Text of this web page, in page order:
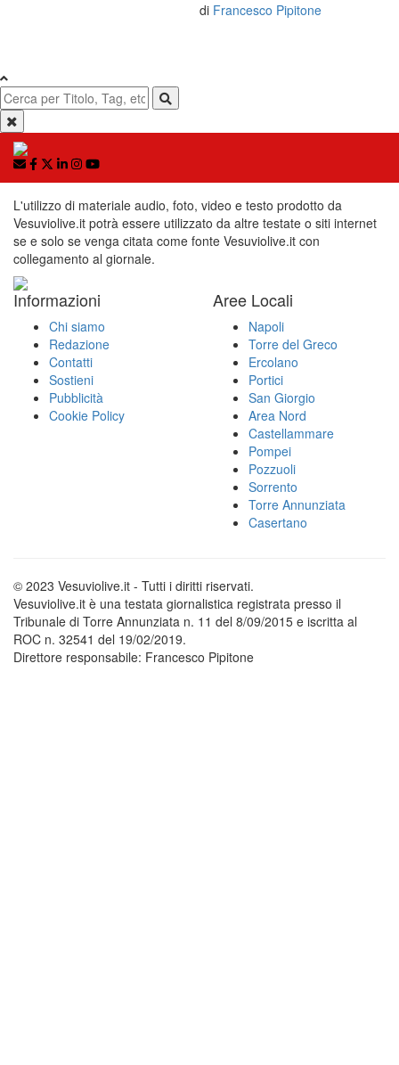
di Francesco Pipitone
L'utilizzo di materiale audio, foto, video e testo prodotto da
Vesuviolive.it potrà essere utilizzato da altre testate o siti internet
se e solo se venga citata come fonte Vesuviolive.it con
collegamento al giornale.
Informazioni
Chi siamo
Redazione
Contatti
Sostieni
Pubblicità
Cookie Policy
Aree Locali
Napoli
Torre del Greco
Ercolano
Portici
San Giorgio
Area Nord
Castellammare
Pompei
Pozzuoli
Sorrento
Torre Annunziata
Casertano
© 2023 Vesuviolive.it - Tutti i diritti riservati.
Vesuviolive.it è una testata giornalistica registrata presso il
Tribunale di Torre Annunziata n. 11 del 8/09/2015 e iscritta al
ROC n. 32541 del 19/02/2019.
Direttore responsabile: Francesco Pipitone